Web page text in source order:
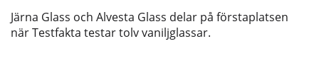
Järna Glass och Alvesta Glass delar på förstaplatsen
när Testfakta testar tolv vaniljglassar.